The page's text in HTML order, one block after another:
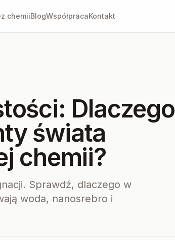
chemiiBlogWspółpracaKontakt
Dlaczego
świata
chemii?
Sprawdź, dlaczego w
woda, nanosrebro i